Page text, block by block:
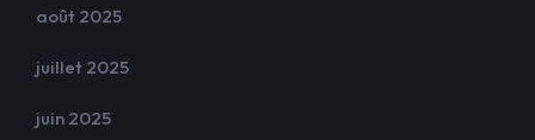
août 2025
juillet 2025
juin 2025